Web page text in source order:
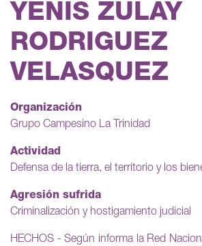
YENIS ZULAY
RODRIGUEZ
VELASQUEZ
Organización
Grupo Campesino La Trinidad
Actividad
Defensa de la tierra, el territorio y los
Agresión sufrida
Criminalización y hostigamiento judicial
HECHOS - Según informa la Red